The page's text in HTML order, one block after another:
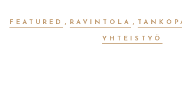
FEATURED , RAVINTOLA ,
YHTEISTYÖ